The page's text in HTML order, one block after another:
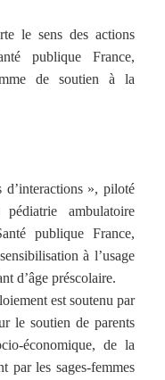
le sens des actions
publique France,
de soutien à la
», piloté
ambulatoire
publique France,
à l’usage
d’âge préscolaire.
est soutenu par
le soutien de parents
économique, de la
par les sages-femmes